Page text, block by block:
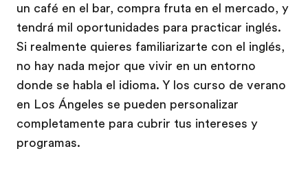
un café en el bar, compra fruta en el mercado, y
tendrá mil oportunidades para practicar inglés.
Si realmente quieres familiarizarte con el inglés,
no hay nada mejor que vivir en un entorno
donde se habla el idioma. Y los curso de verano
en Los Ángeles se pueden personalizar
completamente para cubrir tus intereses y
programas.